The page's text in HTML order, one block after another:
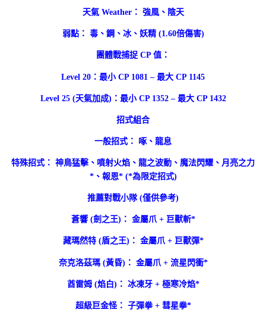
天氣 Weather： 強風、陰天
弱點： 毒、鋼、冰、妖精 (1.60倍傷害)
團體戰捕捉 CP 值：
Level 20：最小 CP 1081 – 最大 CP 1145
Level 25 (天氣加成)：最小 CP 1352 – 最大 CP 1432
招式組合
一般招式： 啄、龍息
特殊招式： 神鳥猛擊、噴射火焰、龍之波動、魔法閃耀、月亮之力
*、報恩* (*為限定招式)
推薦對戰小隊 (僅供參考)
蒼響 (劍之王)： 金屬爪 + 巨獸斬*
藏瑪然特 (盾之王)： 金屬爪 + 巨獸彈*
奈克洛茲瑪 (黃昏)： 金屬爪 + 流星閃衝*
酋雷姆 (焰白)： 冰凍牙 + 極寒冷焰*
超級巨金怪： 子彈拳 + 彗星拳*